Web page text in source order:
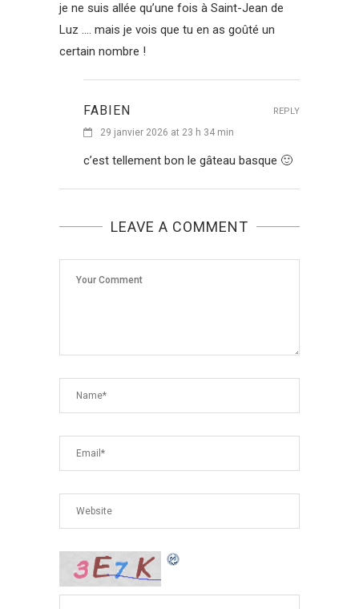
je ne suis allée qu’une fois à Saint-Jean de
Luz …. mais je vois que tu en as goûté un
certain nombre !
FABIEN
29 janvier 2026 at 23 h 34 min
c’est tellement bon le gâteau basque 🙂
REPLY
LEAVE A COMMENT